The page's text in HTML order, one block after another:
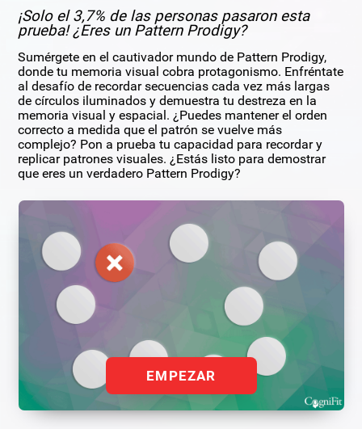
¡Solo el 3,7% de las personas pasaron esta
prueba! ¿Eres un Pattern Prodigy?
Sumérgete en el cautivador mundo de Pattern Prodigy,
donde tu memoria visual cobra protagonismo. Enfréntate
al desafío de recordar secuencias cada vez más largas
de círculos iluminados y demuestra tu destreza en la
memoria visual y espacial. ¿Puedes mantener el orden
correcto a medida que el patrón se vuelve más
complejo? Pon a prueba tu capacidad para recordar y
replicar patrones visuales. ¿Estás listo para demostrar
que eres un verdadero Pattern Prodigy?
EMPEZAR